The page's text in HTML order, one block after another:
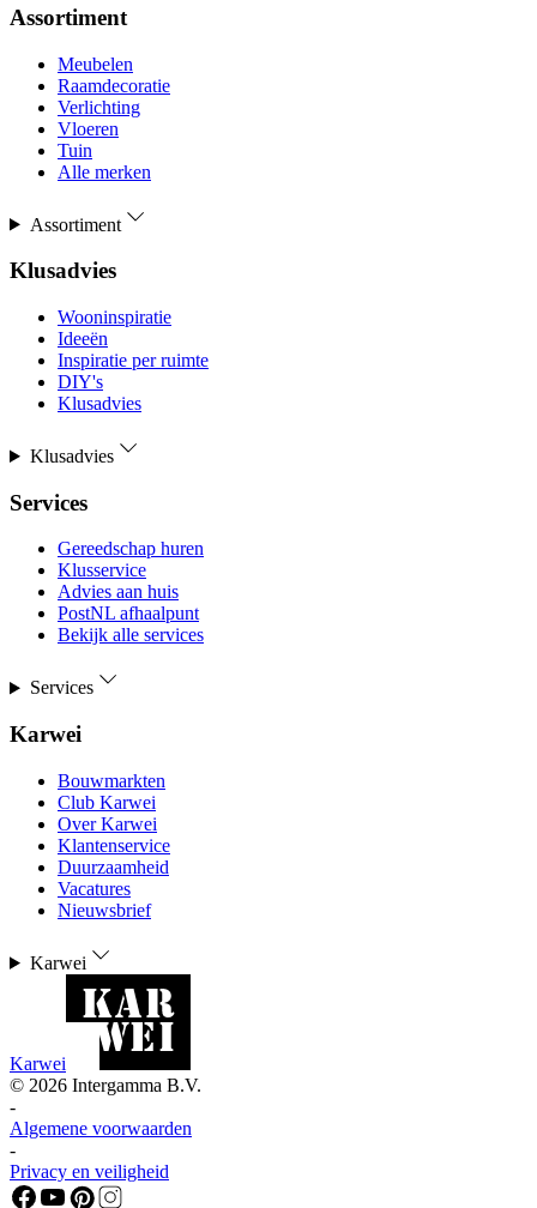
Assortiment
Meubelen
Raamdecoratie
Verlichting
Vloeren
Tuin
Alle merken
Assortiment
Klusadvies
Wooninspiratie
Ideeën
Inspiratie per ruimte
DIY's
Klusadvies
Klusadvies
Services
Gereedschap huren
Klusservice
Advies aan huis
PostNL afhaalpunt
Bekijk alle services
Services
Karwei
Bouwmarkten
Club Karwei
Over Karwei
Klantenservice
Duurzaamheid
Vacatures
Nieuwsbrief
Karwei
Karwei
© 2026 Intergamma B.V.
-
Algemene voorwaarden
-
Privacy en veiligheid